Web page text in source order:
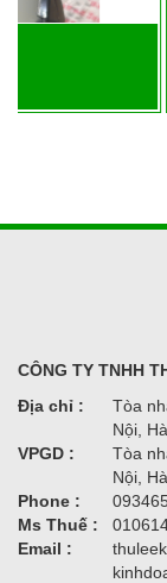
GIẦY HÀN
CÔNG TY TNHH
Địa chỉ :
Tòa
Nội,
VPGD :
Tòa
Nội,
Phone :
Ms Thuế :
Email :